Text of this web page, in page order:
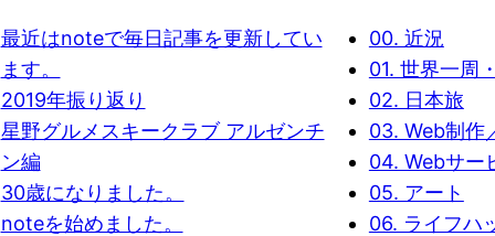
最近はnoteで毎日記事を更新してい
ます。
2019年振り返り
星野グルメスキークラブ アルゼンチ
ン編
30歳になりました。
noteを始めました。
00. 近況
01. 世界一周
02. 日本旅
03. Web制作
04. Webサー
05. アート
06. ライフハ